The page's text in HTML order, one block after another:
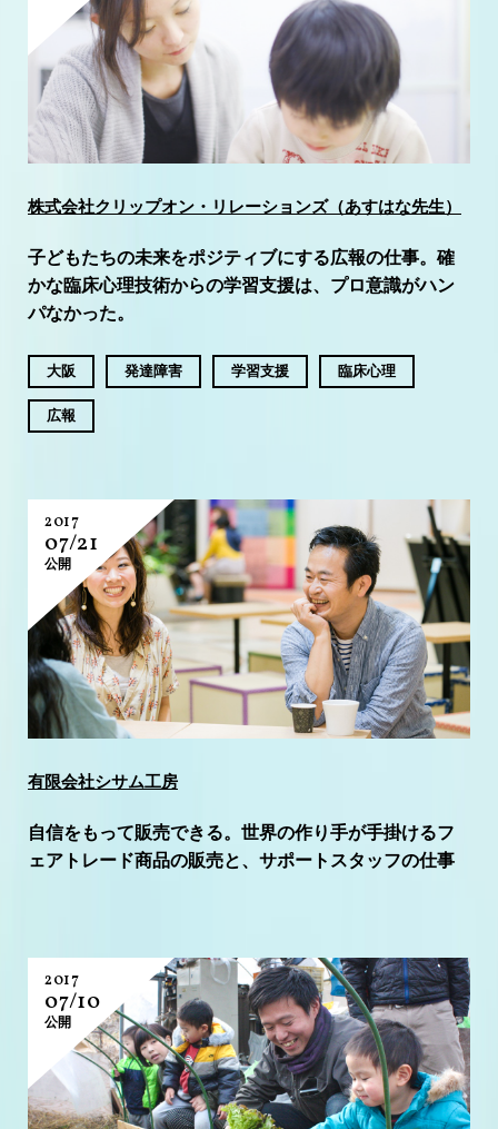
株式会社クリップオン・リレーションズ（あすはな先生）
子どもたちの未来をポジティブにする広報の仕事。確
かな臨床心理技術からの学習支援は、プロ意識がハン
パなかった。
大阪 発達障害 学習支援 臨床心理
広報
2017
07/21
公開
有限会社シサム工房
自信をもって販売できる。世界の作り手が手掛けるフ
ェアトレード商品の販売と、サポートスタッフの仕事
2017
07/10
公開